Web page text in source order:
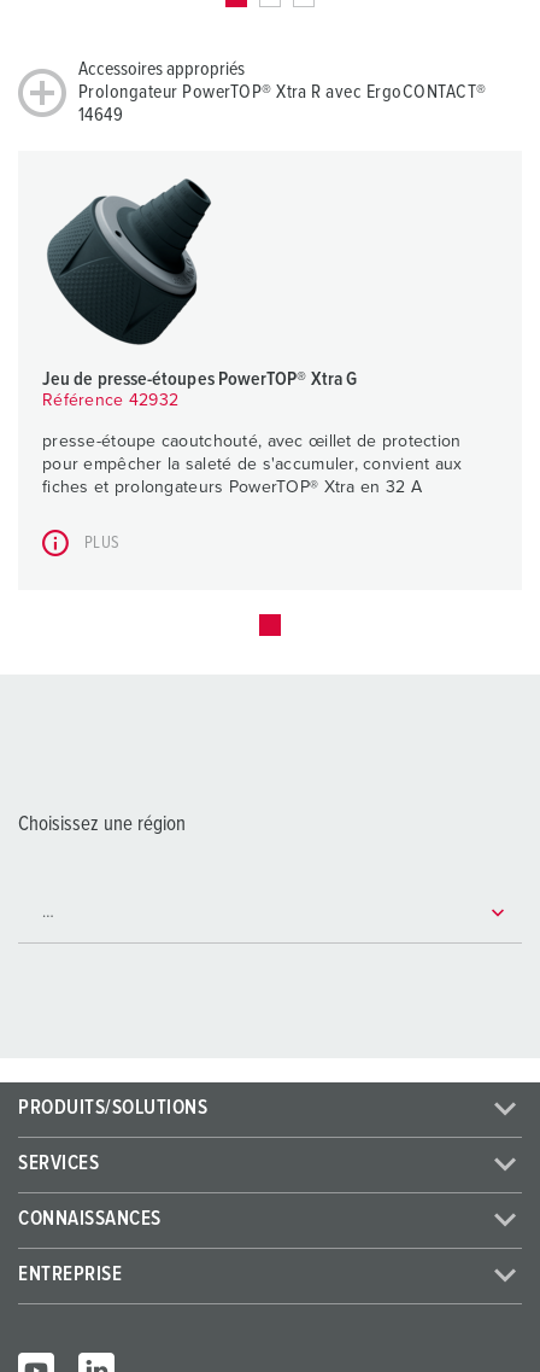
Accessoires appropriés
Prolongateur PowerTOP® Xtra R avec ErgoCONTACT®
14649
Jeu de presse-étoupes PowerTOP® Xtra G
Référence 42932
presse-étoupe caoutchouté, avec œillet de protection
pour empêcher la saleté de s'accumuler, convient aux
fiches et prolongateurs PowerTOP® Xtra en 32 A
PLUS
Choisissez une région
PRODUITS/SOLUTIONS
SERVICES
CONNAISSANCES
ENTREPRISE